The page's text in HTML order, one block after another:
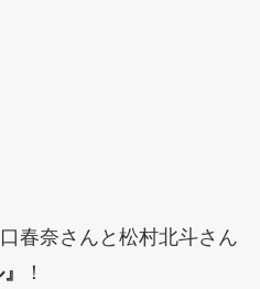
春奈さんと松村北斗さん
！